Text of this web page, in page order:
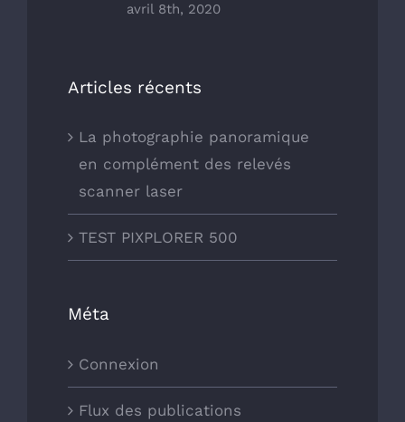
avril 8th, 2020
Articles récents
La photographie panoramique
en complément des relevés
scanner laser
TEST PIXPLORER 500
Méta
Connexion
Flux des publications